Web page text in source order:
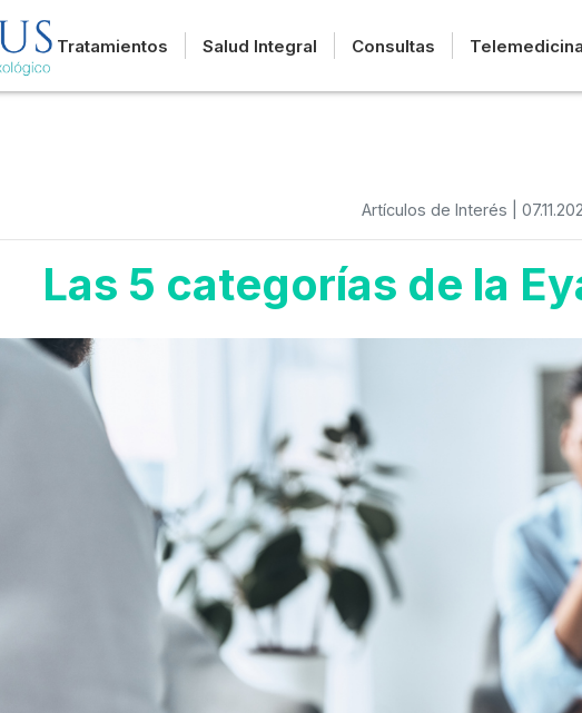
Tratamientos Salud Integral Consultas Telemedicina
Artículos de Interés |
Las 5 categorías de la